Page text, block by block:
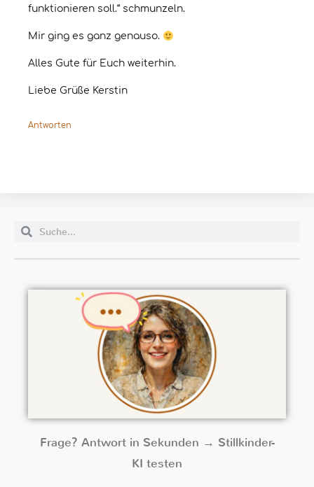
funktionieren soll.“ schmunzeln.
Mir ging es ganz genauso.
Alles Gute für Euch weiterhin.
Liebe Grüße Kerstin
Antworten
Frage? Antwort in Sekunden → Stillkinder-
KI testen